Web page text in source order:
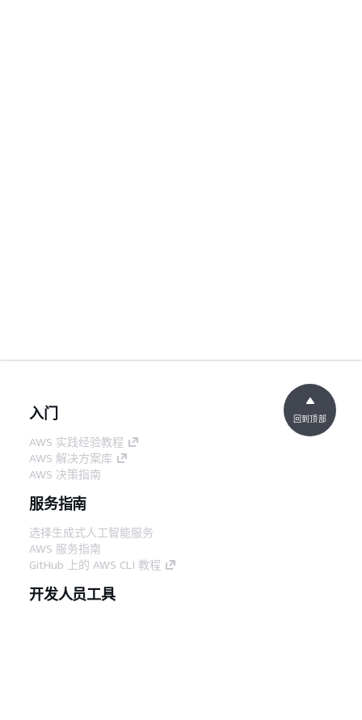
入门
AWS 实践经验教程
AWS 解决方案库
AWS 决策指南
服务指南
选择生成式人工智能服务
AWS 服务指南
GitHub 上的 AWS CLI 教程
开发人员工具
回到顶部